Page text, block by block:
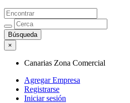
×
Canarias Zona Comercial
Agregar Empresa
Registrarse
Iniciar sesión